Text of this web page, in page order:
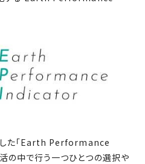
た「Earth Performance
の中で行う一つひとつの選択や